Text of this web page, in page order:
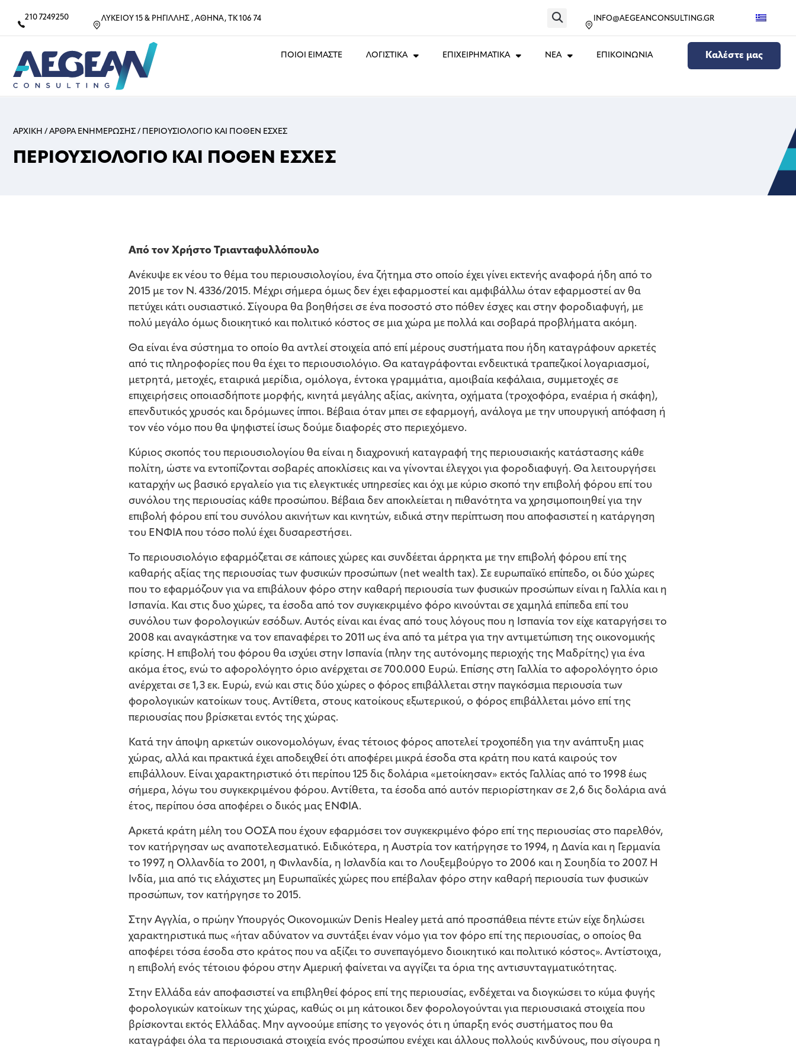
210 7249250 ΛΥΚΕΙΟΥ 15 & ΡΗΓΙΛΛΗΣ , ΑΘΗΝΑ, ΤΚ 106 74 INFO@AEGEANCONSULTING.GR
ΠΟΙΟΙ ΕΙΜΑΣΤΕ ΛΟΓΙΣΤΙΚΑ ΕΠΙΧΕΙΡΗΜΑΤΙΚΑ ΝΕΑ ΕΠΙΚΟΙΝΩΝΙΑ Καλέστε μας
ΑΡΧΙΚΗ / ΑΡΘΡΑ ΕΝΗΜΕΡΩΣΗΣ / ΠΕΡΙΟΥΣΙΟΛΟΓΙΟ ΚΑΙ ΠΟΘΕΝ ΕΣΧΕΣ
ΠΕΡΙΟΥΣΙΟΛΟΓΙΟ ΚΑΙ ΠΟΘΕΝ ΕΣΧΕΣ
Από τον Χρήστο Τριανταφυλλόπουλο
Ανέκυψε εκ νέου το θέμα του περιουσιολογίου, ένα ζήτημα στο οποίο έχει γίνει εκτενής αναφορά ήδη από το
2015 με τον Ν. 4336/2015. Μέχρι σήμερα όμως δεν έχει εφαρμοστεί και αμφιβάλλω όταν εφαρμοστεί αν θα
πετύχει κάτι ουσιαστικό. Σίγουρα θα βοηθήσει σε ένα ποσοστό στο πόθεν έσχες και στην φοροδιαφυγή, με
πολύ μεγάλο όμως διοικητικό και πολιτικό κόστος σε μια χώρα με πολλά και σοβαρά προβλήματα ακόμη.
Θα είναι ένα σύστημα το οποίο θα αντλεί στοιχεία από επί μέρους συστήματα που ήδη καταγράφουν αρκετές
από τις πληροφορίες που θα έχει το περιουσιολόγιο. Θα καταγράφονται ενδεικτικά τραπεζικοί λογαριασμοί,
μετρητά, μετοχές, εταιρικά μερίδια, ομόλογα, έντοκα γραμμάτια, αμοιβαία κεφάλαια, συμμετοχές σε
επιχειρήσεις οποιασδήποτε μορφής, κινητά μεγάλης αξίας, ακίνητα, οχήματα (τροχοφόρα, εναέρια ή σκάφη),
επενδυτικός χρυσός και δρόμωνες ίπποι. Βέβαια όταν μπει σε εφαρμογή, ανάλογα με την υπουργική απόφαση ή
τον νέο νόμο που θα ψηφιστεί ίσως δούμε διαφορές στο περιεχόμενο.
Κύριος σκοπός του περιουσιολογίου θα είναι η διαχρονική καταγραφή της περιουσιακής κατάστασης κάθε
πολίτη, ώστε να εντοπίζονται σοβαρές αποκλίσεις και να γίνονται έλεγχοι για φοροδιαφυγή. Θα λειτουργήσει
καταρχήν ως βασικό εργαλείο για τις ελεγκτικές υπηρεσίες και όχι με κύριο σκοπό την επιβολή φόρου επί του
συνόλου της περιουσίας κάθε προσώπου. Βέβαια δεν αποκλείεται η πιθανότητα να χρησιμοποιηθεί για την
επιβολή φόρου επί του συνόλου ακινήτων και κινητών, ειδικά στην περίπτωση που αποφασιστεί η κατάργηση
του ΕΝΦΙΑ που τόσο πολύ έχει δυσαρεστήσει.
Το περιουσιολόγιο εφαρμόζεται σε κάποιες χώρες και συνδέεται άρρηκτα με την επιβολή φόρου επί της
καθαρής αξίας της περιουσίας των φυσικών προσώπων (net wealth tax). Σε ευρωπαϊκό επίπεδο, οι δύο χώρες
που το εφαρμόζουν για να επιβάλουν φόρο στην καθαρή περιουσία των φυσικών προσώπων είναι η Γαλλία και η
Ισπανία. Και στις δυο χώρες, τα έσοδα από τον συγκεκριμένο φόρο κινούνται σε χαμηλά επίπεδα επί του
συνόλου των φορολογικών εσόδων. Αυτός είναι και ένας από τους λόγους που η Ισπανία τον είχε καταργήσει το
2008 και αναγκάστηκε να τον επαναφέρει το 2011 ως ένα από τα μέτρα για την αντιμετώπιση της οικονομικής
κρίσης. Η επιβολή του φόρου θα ισχύει στην Ισπανία (πλην της αυτόνομης περιοχής της Μαδρίτης) για ένα
ακόμα έτος, ενώ το αφορολόγητο όριο ανέρχεται σε 700.000 Ευρώ. Επίσης στη Γαλλία το αφορολόγητο όριο
ανέρχεται σε 1,3 εκ. Ευρώ, ενώ και στις δύο χώρες ο φόρος επιβάλλεται στην παγκόσμια περιουσία των
φορολογικών κατοίκων τους. Αντίθετα, στους κατοίκους εξωτερικού, ο φόρος επιβάλλεται μόνο επί της
περιουσίας που βρίσκεται εντός της χώρας.
Κατά την άποψη αρκετών οικονομολόγων, ένας τέτοιος φόρος αποτελεί τροχοπέδη για την ανάπτυξη μιας
χώρας, αλλά και πρακτικά έχει αποδειχθεί ότι αποφέρει μικρά έσοδα στα κράτη που κατά καιρούς τον
επιβάλλουν. Είναι χαρακτηριστικό ότι περίπου 125 δις δολάρια «μετοίκησαν» εκτός Γαλλίας από το 1998 έως
σήμερα, λόγω του συγκεκριμένου φόρου. Αντίθετα, τα έσοδα από αυτόν περιορίστηκαν σε 2,6 δις δολάρια ανά
έτος, περίπου όσα αποφέρει ο δικός μας ΕΝΦΙΑ.
Αρκετά κράτη μέλη του ΟΟΣΑ που έχουν εφαρμόσει τον συγκεκριμένο φόρο επί της περιουσίας στο παρελθόν,
τον κατήργησαν ως αναποτελεσματικό. Ειδικότερα, η Αυστρία τον κατήργησε το 1994, η Δανία και η Γερμανία
το 1997, η Ολλανδία το 2001, η Φινλανδία, η Ισλανδία και το Λουξεμβούργο το 2006 και η Σουηδία το 2007. Η
Ινδία, μια από τις ελάχιστες μη Ευρωπαϊκές χώρες που επέβαλαν φόρο στην καθαρή περιουσία των φυσικών
προσώπων, τον κατήργησε το 2015.
Στην Αγγλία, ο πρώην Υπουργός Οικονομικών Denis Healey μετά από προσπάθεια πέντε ετών είχε δηλώσει
χαρακτηριστικά πως «ήταν αδύνατον να συντάξει έναν νόμο για τον φόρο επί της περιουσίας, ο οποίος θα
αποφέρει τόσα έσοδα στο κράτος που να αξίζει το συνεπαγόμενο διοικητικό και πολιτικό κόστος». Αντίστοιχα,
η επιβολή ενός τέτοιου φόρου στην Αμερική φαίνεται να αγγίζει τα όρια της αντισυνταγματικότητας.
Στην Ελλάδα εάν αποφασιστεί να επιβληθεί φόρος επί της περιουσίας, ενδέχεται να διογκώσει το κύμα φυγής
φορολογικών κατοίκων της χώρας, καθώς οι μη κάτοικοι δεν φορολογούνται για περιουσιακά στοιχεία που
βρίσκονται εκτός Ελλάδας. Μην αγνοούμε επίσης το γεγονός ότι η ύπαρξη ενός συστήματος που θα
καταγράφει όλα τα περιουσιακά στοιχεία ενός προσώπου ενέχει και άλλους πολλούς κινδύνους, που σίγουρα η